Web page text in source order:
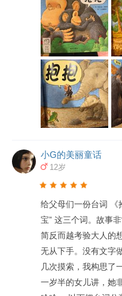
巧懂事起来，我想，
煊爸付出的努力看到
的孩子，爸爸妈妈无
打他骂他，虽然会严
他。所以他正在以不
着。
能通过语气让她感受
找自己妈妈时候的焦
贝一个拥抱，和小猩
小G的美丽童话
12岁
给父母们一份台词 《抱抱》全篇只出现过“抱抱” “妈妈” “宝
宝” 这三个词。故事
简反而越考验大人的
无从下手。没有文字做
几次摸索，我构思了
一岁半的女儿讲，她